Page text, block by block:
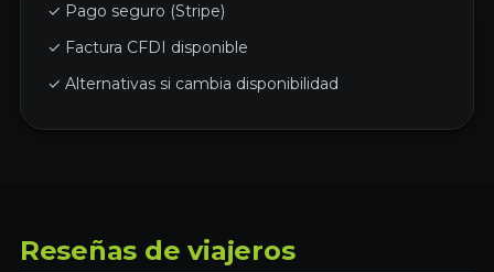
✓ Pago seguro (Stripe)
✓ Factura CFDI disponible
✓ Alternativas si cambia disponibilidad
Reseñas de viajeros